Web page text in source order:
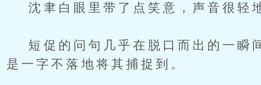
沈聿白眼里带了点笑意，声音很轻
短促的问句几乎在脱口而出的一瞬
是一字不落地将其捕捉到。